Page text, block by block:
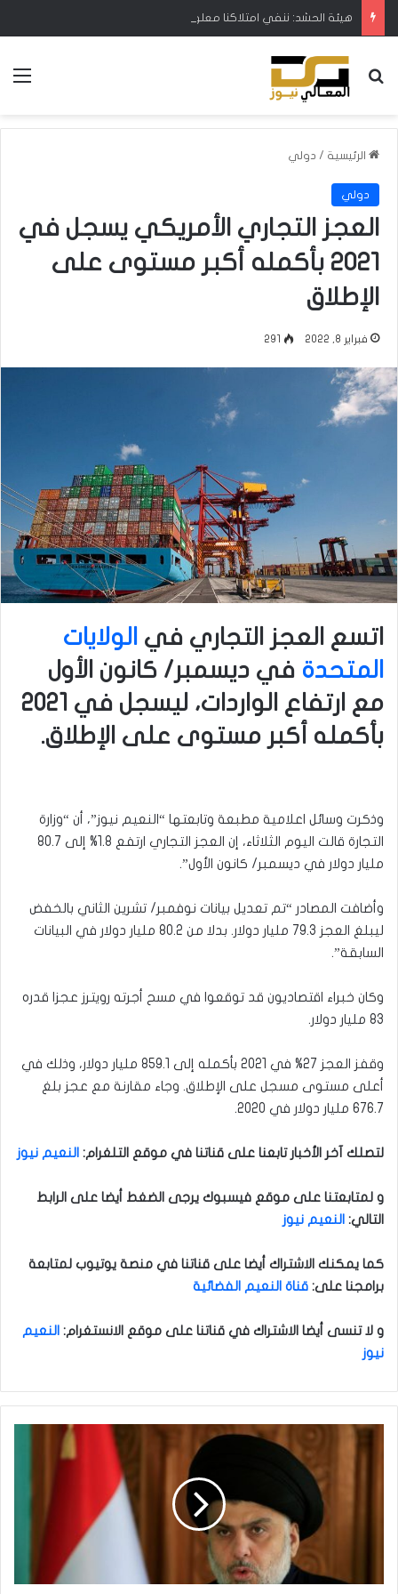
بحث عن
الرئيسية / دولي
دولي
العجز التجاري الأمريكي يسجل في
2021 بأكمله أكبر مستوى على
الإطلاق
فبراير 8, 2022 291
اتسع العجز التجاري في الولايات
المتحدة في ديسمبر/ كانون الأول
مع ارتفاع الواردات، ليسجل في 2021
بأكمله أكبر مستوى على الإطلاق.
وذكرت وسائل اعلامية مطبعة وتابعتها “النعيم نيوز”، أن “وزارة
التجارة قالت اليوم الثلاثاء، إن العجز التجاري ارتفع 1.8% إلى 80.7
مليار دولار في ديسمبر/ كانون الأول”.
وأضافت المصادر “تم تعديل بيانات نوفمبر/ تشرين الثاني بالخفض
ليبلغ العجز 79.3 مليار دولار. بدلا من 80.2 مليار دولار في البيانات
السابقة”.
وكان خبراء اقتصاديون قد توقعوا في مسح أجرته رويترز عجزا قدره
83 مليار دولار.
وقفز العجز 27% في 2021 بأكمله إلى 859.1 مليار دولار، وذلك في
أعلى مستوى مسجل على الإطلاق. وجاء مقارنة مع عجز بلغ
676.7 مليار دولار في 2020.
لتصلك آخر الأخبار تابعنا على قناتنا في موقع التلغرام: النعيم نيوز
و لمتابعتنا على موقع فيسبوك يرجى الضغط أيضا على الرابط
التالي: النعيم نيوز
كما يمكنك الاشتراك أيضا على قناتنا في منصة يوتيوب لمتابعة
برامجنا على: قناة النعيم الفضائية
و لا تنسى أيضا الاشتراك في قناتنا على موقع الانستغرام: النعيم
نيوز
ق